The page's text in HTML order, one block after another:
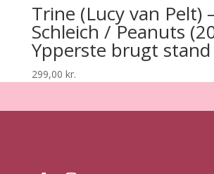
Trine (Lucy van Pelt)
Schleich / Peanuts
Ypperste brugt stand
299,00 kr.